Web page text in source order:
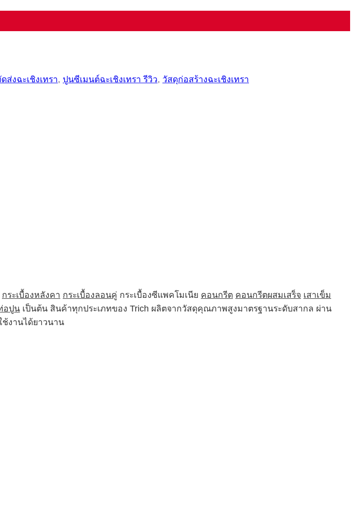
ส่งฉะเชิงเทรา, ปูนซีเมนต์ฉะเชิงเทรา รีวิว, วัสดุก่อสร้างฉะเชิงเทรา
กระเบื้องหลังคา กระเบื้องลอนคู่ กระเบื้องซีแพคโมเนีย คอนกรีต คอนกรีตผสมเสร็จ เสาเข็ม
อปูน เป็นต้น สินค้าทุกประเภทของ Trich ผลิตจากวัสดุคุณภาพสูงมาตรฐานระดับสากล ผ่าน
งานได้ยาวนาน